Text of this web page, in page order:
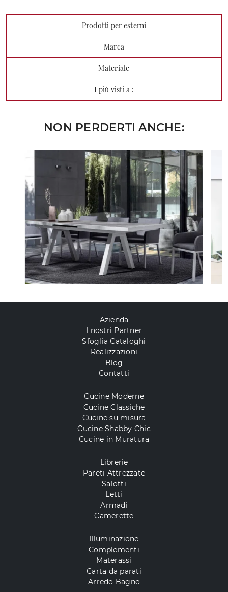
Prodotti per esterni
Marca
Materiale
I più visti a :
NON PERDERTI ANCHE:
Azienda
I nostri Partner
Sfoglia Cataloghi
Realizzazioni
Blog
Contatti
Cucine Moderne
Cucine Classiche
Cucine su misura
Cucine Shabby Chic
Cucine in Muratura
Librerie
Pareti Attrezzate
Salotti
Letti
Armadi
Camerette
Illuminazione
Complementi
Materassi
Carta da parati
Arredo Bagno